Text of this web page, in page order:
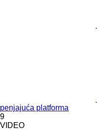
penjajuća platforma
9
VIDEO